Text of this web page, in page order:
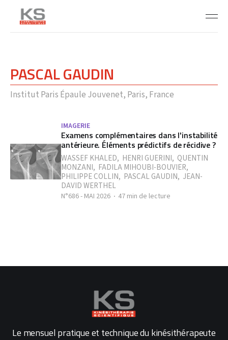
PASCAL GAUDIN
Institut Paris Épaule Jouvenet, Paris, France
IMAGERIE
Examens complémentaires dans l'instabilité
antérieure. Éléments prédictifs de récidive ?
WASSEF KHALED, HENRI GUERINI, QUENTIN
MONZANI, FADILA MIHOUBI-BOUVIER,
PHILIPPE COLLIN, PASCAL GAUDIN, JEAN-
DAVID WERTHEL
N°686 - MAI 2026 47 min de lecture
Le mensuel pratique et technique du kinésithérapeute